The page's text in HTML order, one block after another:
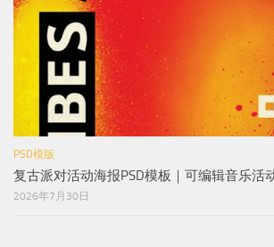
PSD模版
复古派对活动海报PSD模板｜可编辑音乐活
2026年7月30日